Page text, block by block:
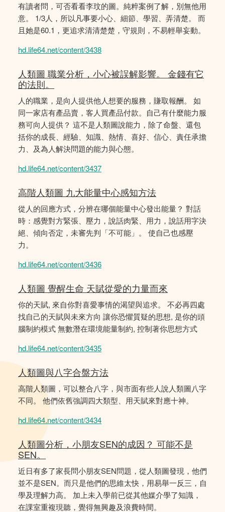
有讀者問，可否看看李玟的圖。純粹案例了解，別無他用
意。 1/3人，所以凡事要小心、細節、學習、弄清楚。 而
且她是60.1，更追求清清楚楚，守規則，不易輕舉妄動。
hd.life64.net/content/3438
人類圖 職業分析，小心被誤解影響。 金錢有它
的法則。
人的職業，是向人提供他人想要的服務，賺取報酬。 如
同一家店有產品賣，客人買產品付款。自己有什麼能力服
務可向人提供？ 這不是人類圖說能力，除了命盤、還包
括你的成長、經驗、知識、熱情、喜好、信心、責任承擔
力、及為人解決問題的能力與心態。
hd.life64.net/content/3437
高階人類圖 九大能量中心感知方法
從人的回應方式，分辨在哪個能量中心發出能量？ 對話
時：感覺對方緊張、壓力，說話肉緊、用力，說話用字決
絕、傾向否定，未審先判「不可能」。 使自己也感壓
力。
hd.life64.net/content/3436
人類圖 覺醒生命 天賦從愛的力量而來
你的天賦, 來自你對喜愛事情的渴望與追求。 不必再四處
找自己的天賦與未來方向 讓你恐懼質疑的思想, 是你的頭
腦制約模式 無數潛在環境能量制約, 控制著你思想方式
hd.life64.net/content/3435
人類圖與八字合盤方法
高階人類圖，可以整合八字，與市面有些人說人類圖八字
不同。 他們依舊強調四大類型、用天賦來對應十神。
hd.life64.net/content/3434
人類圖分析，小朋友SEN的成因？ 可能不是
SEN。
近日有多了家長問小朋友SEN問題，從人類圖發現，他們
並不是SEN。而只是他們的思維太快，用易舉一反三，自
學及理解力高。 加上未入學前已從其他媒介學了知識，
在課室重複現聽，覺得無興趣及浪費時間。